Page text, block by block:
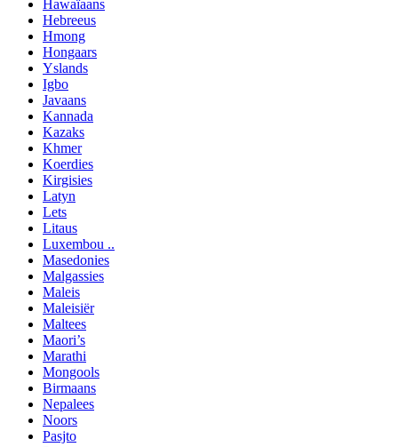
Hawaïaans
Hebreeus
Hmong
Hongaars
Yslands
Igbo
Javaans
Kannada
Kazaks
Khmer
Koerdies
Kirgisies
Latyn
Lets
Litaus
Luxembou ..
Masedonies
Malgassies
Maleis
Maleisiër
Maltees
Maori’s
Marathi
Mongools
Birmaans
Nepalees
Noors
Pasjto